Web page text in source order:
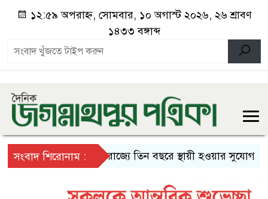
১২:৫৯ অপরাহ্ন, সোমবার, ১০ অগাস্ট ২০২৬, ২৬ শ্রাবণ
১৪৩৩ বঙ্গাব্দ
সংবাদ শিরোনাম :যুক্তরাজ্যে তিন বছরে স্থায়ী হওয়ার সুযোগ